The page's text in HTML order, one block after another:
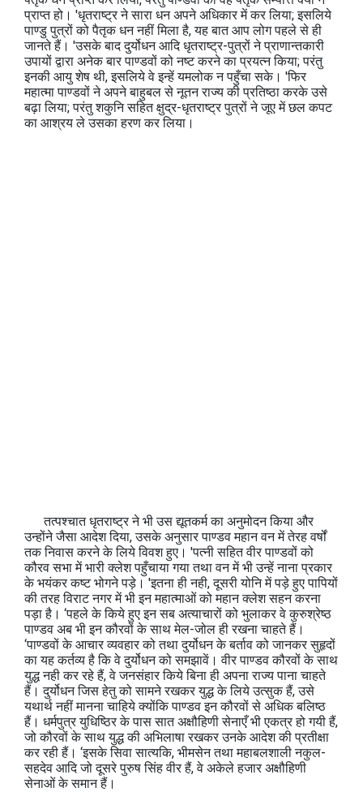
प्राप्त हो। 'धृतराष्ट्र ने सारा धन अपने अधिकार में कर लिया; इसलिये
पाण्डु पुत्रों को पैतृक धन नहीं मिला है, यह बात आप लोग पहले से ही
जानते हैं। 'उसके बाद दुर्योधन आदि धृतराष्ट्र-पुत्रों ने प्राणान्तकारी
उपायों द्वारा अनेक बार पाण्डवों को नष्ट करने का प्रयत्न किया; परंतु
इनकी आयु शेष थी, इसलिये वे इन्हें यमलोक न पहुँचा सके। 'फिर
महात्मा पाण्डवों ने अपने बाहुबल से नूतन राज्य की प्रतिष्ठा करके उसे
बढ़ा लिया; परंतु शकुनि सहित क्षुद्र-धृतराष्ट्र पुत्रों ने जूए में छल कपट
का आश्रय ले उसका हरण कर लिया।
तत्पश्चात धृतराष्ट्र ने भी उस द्यूतकर्म का अनुमोदन किया और
उन्होंने जैसा आदेश दिया, उसके अनुसार पाण्डव महान वन में तेरह वर्षों
तक निवास करने के लिये विवश हुए। 'पत्नी सहित वीर पाण्डवों को
कौरव सभा में भारी क्लेश पहुँचाया गया तथा वन में भी उन्हें नाना प्रकार
के भयंकर कष्ट भोगने पड़े। 'इतना ही नही, दूसरी योनि में पड़े हुए पापियों
की तरह विराट नगर में भी इन महात्माओं को महान क्लेश सहन करना
पड़ा है। ‘पहले के किये हुए इन सब अत्याचारों को भुलाकर वे कुरुश्रेष्ठ
पाण्डव अब भी इन कौरवों के साथ मेल-जोल ही रखना चाहते हैं।
‘पाण्डवों के आचार व्यवहार को तथा दुर्योधन के बर्ताव को जानकर सुहृदों
का यह कर्तव्य है कि वे दुर्योधन को समझावें। वीर पाण्डव कौरवों के साथ
युद्ध नही कर रहे हैं, वे जनसंहार किये बिना ही अपना राज्य पाना चाहते
हैं। दुर्योधन जिस हेतु को सामने रखकर युद्ध के लिये उत्सुक हैं, उसे
यथार्थ नहीं मानना चाहिये क्योंकि पाण्डव इन कौरवों से अधिक बलिष्ठ
हैं। धर्मपुत्र युधिष्ठिर के पास सात अक्षौहिणी सेनाएँ भी एकत्र हो गयी हैं,
जो कौरवों के साथ युद्ध की अभिलाषा रखकर उनके आदेश की प्रतीक्षा
कर रही हैं। ‘इसके सिवा सात्यकि, भीमसेन तथा महाबलशाली नकुल-
सहदेव आदि जो दूसरे पुरुष सिंह वीर हैं, वे अकेले हजार अक्षौहिणी
सेनाओं के समान हैं।